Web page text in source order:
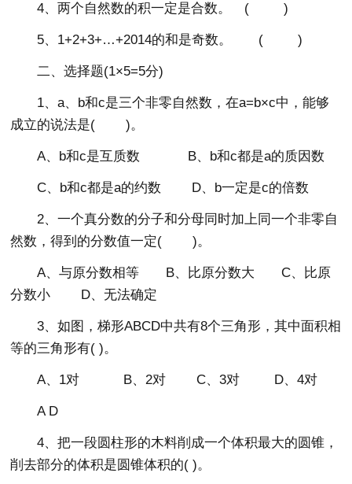
4、两个自然数的积一定是合数。 ( )
5、1+2+3+…+2014的和是奇数。 ( )
二、选择题(1×5=5分)
1、a、b和c是三个非零自然数，在a=b×c中，能够
成立的说法是( )。
A、b和c是互质数 B、b和c都是a的质因数
C、b和c都是a的约数 D、b一定是c的倍数
2、一个真分数的分子和分母同时加上同一个非零自
然数，得到的分数值一定( )。
A、与原分数相等 B、比原分数大 C、比原
分数小 D、无法确定
3、如图，梯形ABCD中共有8个三角形，其中面积相
等的三角形有( )。
A、1对 B、2对 C、3对 D、4对
A D
4、把一段圆柱形的木料削成一个体积最大的圆锥，
削去部分的体积是圆锥体积的( )。